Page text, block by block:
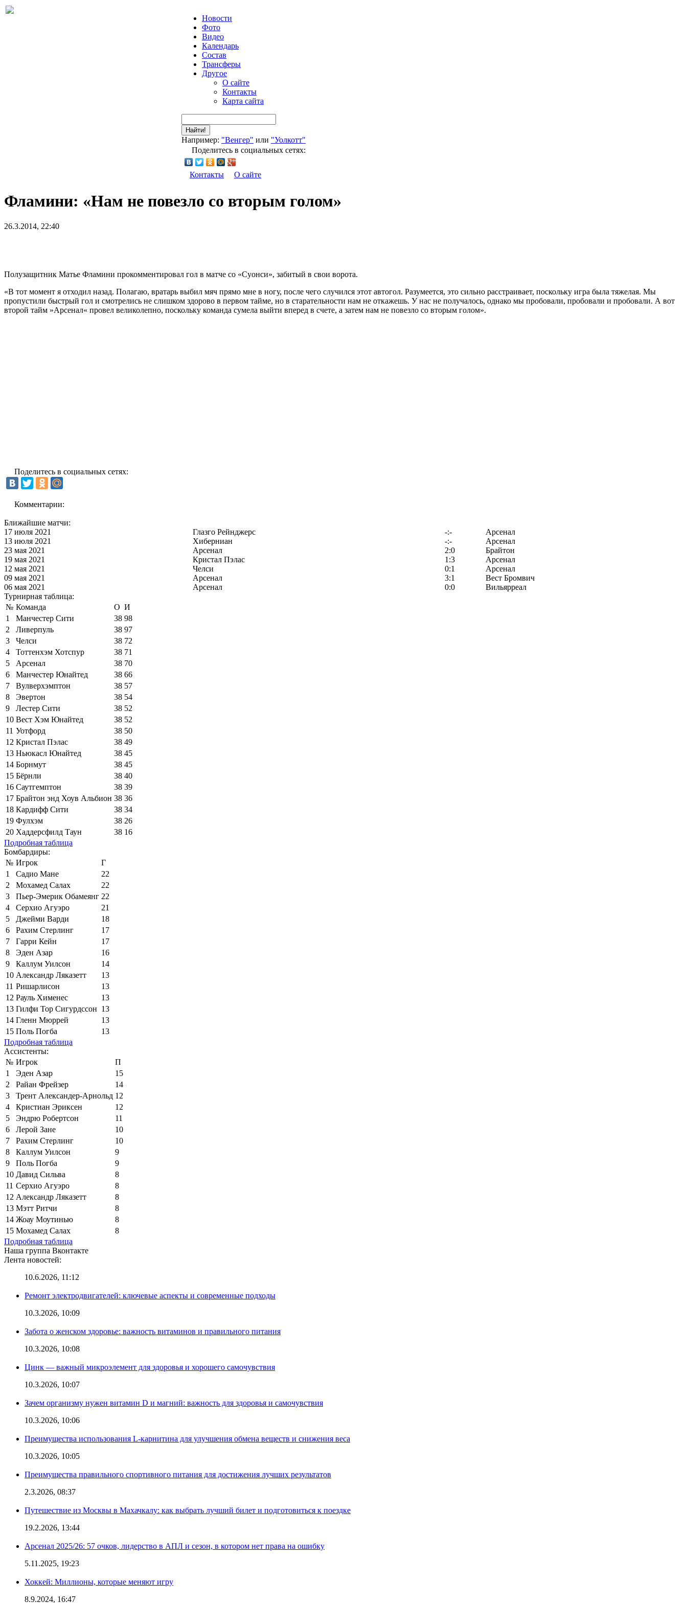
Новости
Фото
Видео
Календарь
Состав
Трансферы
Другое
О сайте
Контакты
Карта сайта
Найти!
Например: "Венгер" или "Уолкотт"
Поделитесь в социальных сетях:
Контакты О сайте
Фламини: «Нам не повезло со вторым голом»
26.3.2014, 22:40
Полузащитник Матье Фламини прокомментировал гол в матче со «Суонси», забитый в свои ворота.
«В тот момент я отходил назад. Полагаю, вратарь выбил мяч прямо мне в ногу, после чего случился этот автогол. Разумеется, это сильно расстраивает, поскольку игра была тяжелая. Мы
пропустили быстрый гол и смотрелись не слишком здорово в первом тайме, но в старательности нам не откажешь. У нас не получалось, однако мы пробовали, пробовали и пробовали. А вот
второй тайм »Арсенал« провел великолепно, поскольку команда сумела выйти вперед в счете, а затем нам не повезло со вторым голом».
Поделитесь в социальных сетях:
Комментарии:
Ближайшие матчи:
17 июля 2021
Глазго Рейнджерс -:-
Арсенал
13 июля 2021
Хиберниан -:-
Арсенал
23 мая 2021
Арсенал 2:0
Брайтон
19 мая 2021
Кристал Пэлас 1:3
Арсенал
12 мая 2021
Челси 0:1
Арсенал
09 мая 2021
Арсенал 3:1
Вест Бромвич
06 мая 2021
Арсенал 0:0
Вильярреал
Турнирная таблица:
№ Команда О И
1
Манчестер Сити 38 98
2
Ливерпуль 38 97
3
Челси 38 72
4
Тоттенхэм Хотспур 38 71
5
Арсенал 38 70
6
Манчестер Юнайтед 38 66
7
Вулверхэмптон 38 57
8
Эвертон 38 54
9
Лестер Сити 38 52
10 Вест Хэм Юнайтед 38 52
11 Уотфорд 38 50
12 Кристал Пэлас 38 49
13 Ньюкасл Юнайтед 38 45
14 Борнмут 38 45
15 Бёрнли 38 40
16 Саутгемптон 38 39
17 Брайтон энд Хоув Альбион 38 36
18 Кардифф Сити 38 34
19 Фулхэм 38 26
20 Хаддерсфилд Таун 38 16
Подробная таблица
Бомбардиры:
№ Игрок
Г
1
Садио Мане
22
2
Мохамед Салах
22
3
Пьер-Эмерик Обамеянг 22
4
Серхио Агуэро
21
5
Джейми Варди
18
6
Рахим Стерлинг
17
7
Гарри Кейн
17
8
Эден Азар
16
9
Каллум Уилсон
14
10 Александр Ляказетт
13
11 Ришарлисон
13
12 Рауль Хименес
13
13 Гилфи Тор Сигурдссон 13
14 Гленн Мюррей
13
15 Поль Погба
13
Подробная таблица
Ассистенты:
№ Игрок
П
1
Эден Азар
15
2
Райан Фрейзер
14
3
Трент Александер-Арнольд 12
4
Кристиан Эриксен
12
5
Эндрю Робертсон
11
6
Лерой Зане
10
7
Рахим Стерлинг
10
8
Каллум Уилсон
9
9
Поль Погба
9
10 Давид Сильва
8
11 Серхио Агуэро
8
12 Александр Ляказетт
8
13 Мэтт Ритчи
8
14 Жоау Моутинью
8
15 Мохамед Салах
8
Подробная таблица
Наша группа Вконтакте
Лента новостей:
10.6.2026, 11:12
Ремонт электродвигателей: ключевые аспекты и современные подходы
10.3.2026, 10:09
Забота о женском здоровье: важность витаминов и правильного питания
10.3.2026, 10:08
Цинк — важный микроэлемент для здоровья и хорошего самочувствия
10.3.2026, 10:07
Зачем организму нужен витамин D и магний: важность для здоровья и самочувствия
10.3.2026, 10:06
Преимущества использования L-карнитина для улучшения обмена веществ и снижения веса
10.3.2026, 10:05
Преимущества правильного спортивного питания для достижения лучших результатов
2.3.2026, 08:37
Путешествие из Москвы в Махачкалу: как выбрать лучший билет и подготовиться к поездке
19.2.2026, 13:44
Арсенал 2025/26: 57 очков, лидерство в АПЛ и сезон, в котором нет права на ошибку
5.11.2025, 19:23
Хоккей: Миллионы, которые меняют игру
8.9.2024, 16:47